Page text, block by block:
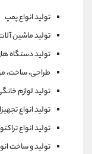
تولید انواع پمپ
تولید ماشین
تولید دستگاه
طراحی، ساخت،
تولید لوازم
تولید انواع
تولید انواع
تولید و ساخت